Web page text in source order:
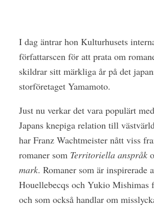
I dag äntrar hon Kulturhusets
författarscen för att prata om
skildrar sitt märkliga år på det
storföretaget Yamamoto.
Just nu verkar det vara populärt
Japans knepiga relation till
har Franz Wachtmeister nått viss
romaner som Territoriella anspråk
mark. Romaner som är inspirerade
Houellebecqs och Yukio Mishimas
och som också handlar om